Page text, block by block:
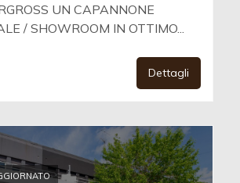
UN CAPANNONE
/ SHOWROOM IN OTTIMO...
Dettagli